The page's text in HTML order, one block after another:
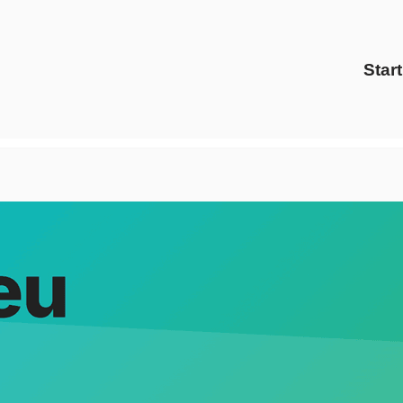
Start